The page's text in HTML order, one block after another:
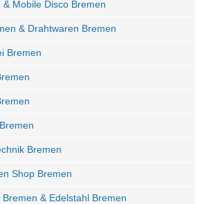
& Mobile Disco Bremen
& Drahtwaren Bremen
Bremen
Bremen
Shop Bremen
Bremen & Edelstahl Bremen